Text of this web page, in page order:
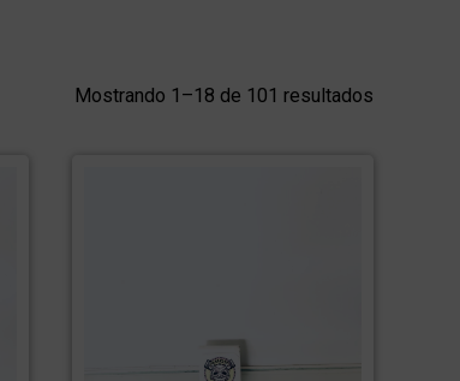
Mostrando 1–18 de 101 resultados